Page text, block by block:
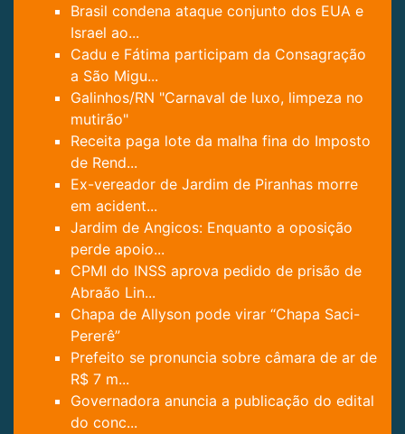
Brasil condena ataque conjunto dos EUA e
Israel ao...
Cadu e Fátima participam da Consagração
a São Migu...
Galinhos/RN "Carnaval de luxo, limpeza no
mutirão"
Receita paga lote da malha fina do Imposto
de Rend...
Ex-vereador de Jardim de Piranhas morre
em acident...
Jardim de Angicos: Enquanto a oposição
perde apoio...
CPMI do INSS aprova pedido de prisão de
Abraão Lin...
Chapa de Allyson pode virar “Chapa Saci-
Pererê”
Prefeito se pronuncia sobre câmara de ar de
R$ 7 m...
Governadora anuncia a publicação do edital
do conc...